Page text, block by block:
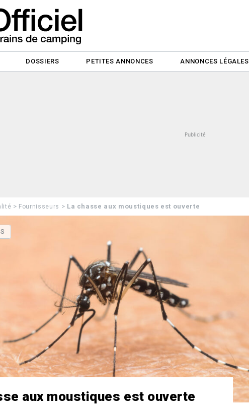
DOSSIERS PETITES ANNONCES ANNONCES LÉGALES
> Fournisseurs > La chasse aux moustiques est ouverte
aux moustiques est ouverte